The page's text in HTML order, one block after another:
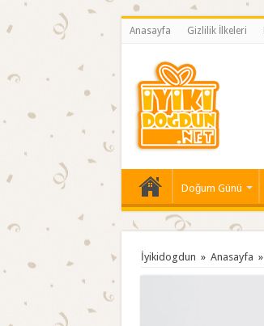
Anasayfa Gizlilik İlkeleri
Doğum Günü
İyikidogdun » Anasayfa »